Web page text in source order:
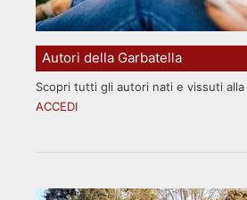
Autori della Garbatella
Scopri tutti gli autori nati e vissuti alla
ACCEDI